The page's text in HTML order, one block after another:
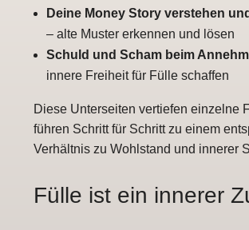
Deine Money Story verstehen
– alte Muster erkennen und lösen
Schuld und Scham beim
innere Freiheit für Fülle schaffen
Diese Unterseiten vertiefen einzelne
führen Schritt für Schritt zu einem
Verhältnis zu Wohlstand und innerer
Fülle ist ein innerer